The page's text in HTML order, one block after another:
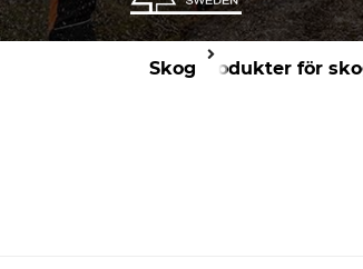
Skog Produkter för